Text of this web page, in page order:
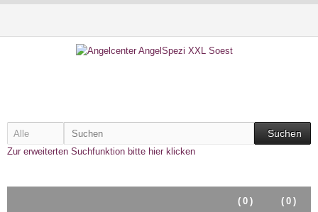
Suchen
Zur erweiterten Suchfunktion bitte hier klicken
( 0 )
( 0 )